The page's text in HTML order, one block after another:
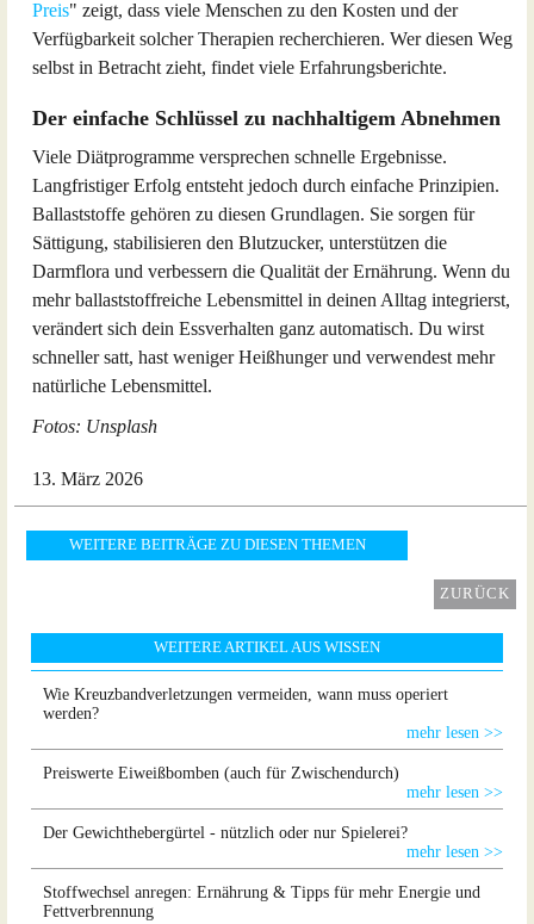
Preis" zeigt, dass viele Menschen zu den Kosten und der
Verfügbarkeit solcher Therapien recherchieren. Wer diesen Weg
selbst in Betracht zieht, findet viele Erfahrungsberichte.
Der einfache Schlüssel zu nachhaltigem Abnehmen
Viele Diätprogramme versprechen schnelle Ergebnisse.
Langfristiger Erfolg entsteht jedoch durch einfache Prinzipien.
Ballaststoffe gehören zu diesen Grundlagen. Sie sorgen für
Sättigung, stabilisieren den Blutzucker, unterstützen die
Darmflora und verbessern die Qualität der Ernährung. Wenn du
mehr ballaststoffreiche Lebensmittel in deinen Alltag integrierst,
verändert sich dein Essverhalten ganz automatisch. Du wirst
schneller satt, hast weniger Heißhunger und verwendest mehr
natürliche Lebensmittel.
Fotos: Unsplash
13. März 2026
WEITERE BEITRÄGE ZU DIESEN THEMEN
ZURÜCK
WEITERE ARTIKEL AUS WISSEN
Wie Kreuzbandverletzungen vermeiden, wann muss operiert
werden?
mehr lesen >>
Preiswerte Eiweißbomben (auch für Zwischendurch)
mehr lesen >>
Der Gewichthebergürtel - nützlich oder nur Spielerei?
mehr lesen >>
Stoffwechsel anregen: Ernährung & Tipps für mehr Energie und
Fettverbrennung